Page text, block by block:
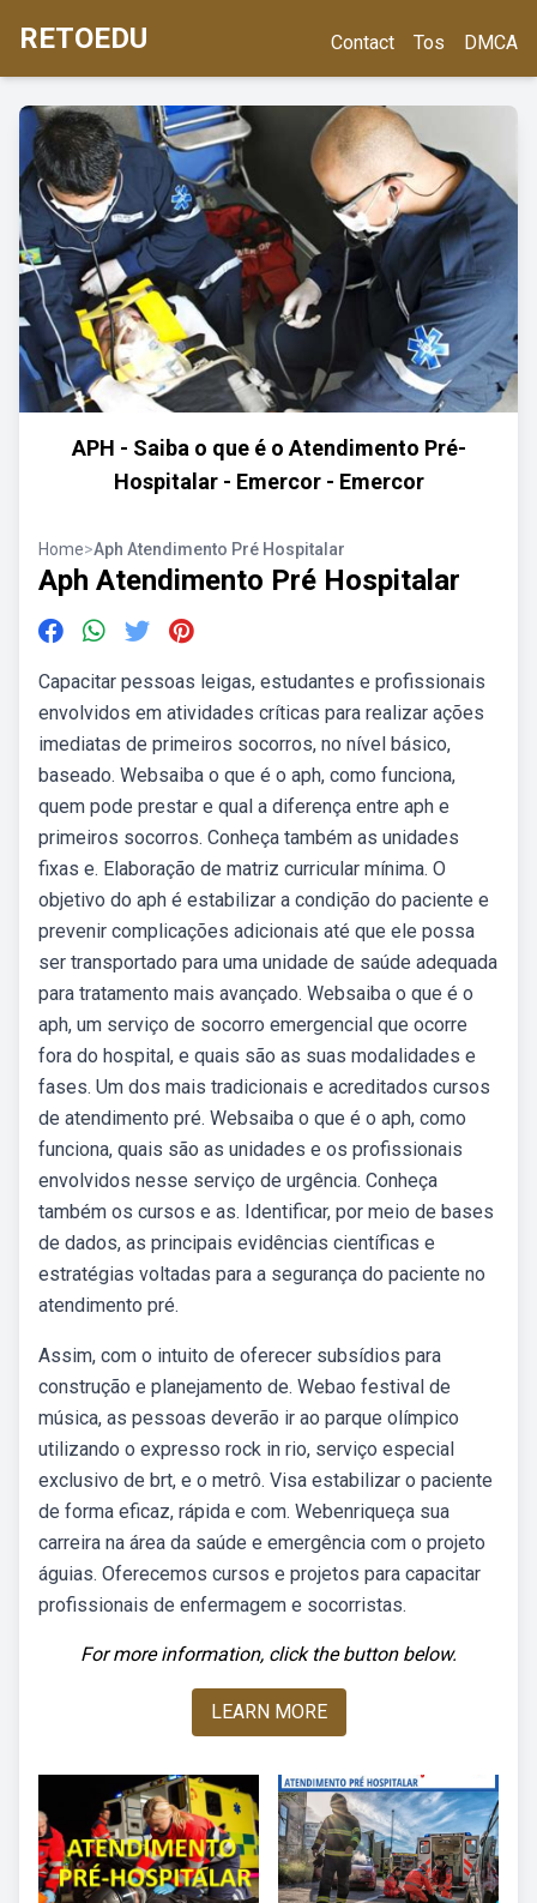
RETOEDU Contact Tos DMCA
APH - Saiba o que é o Atendimento Pré-
Hospitalar - Emercor - Emercor
Home>Aph Atendimento Pré Hospitalar
Aph Atendimento Pré Hospitalar
Capacitar pessoas leigas, estudantes e profissionais
envolvidos em atividades críticas para realizar ações
imediatas de primeiros socorros, no nível básico,
baseado. Websaiba o que é o aph, como funciona,
quem pode prestar e qual a diferença entre aph e
primeiros socorros. Conheça também as unidades
fixas e. Elaboração de matriz curricular mínima. O
objetivo do aph é estabilizar a condição do paciente e
prevenir complicações adicionais até que ele possa
ser transportado para uma unidade de saúde adequada
para tratamento mais avançado. Websaiba o que é o
aph, um serviço de socorro emergencial que ocorre
fora do hospital, e quais são as suas modalidades e
fases. Um dos mais tradicionais e acreditados cursos
de atendimento pré. Websaiba o que é o aph, como
funciona, quais são as unidades e os profissionais
envolvidos nesse serviço de urgência. Conheça
também os cursos e as. Identificar, por meio de bases
de dados, as principais evidências científicas e
estratégias voltadas para a segurança do paciente no
atendimento pré.
Assim, com o intuito de oferecer subsídios para
construção e planejamento de. Webao festival de
música, as pessoas deverão ir ao parque olímpico
utilizando o expresso rock in rio, serviço especial
exclusivo de brt, e o metrô. Visa estabilizar o paciente
de forma eficaz, rápida e com. Webenriqueça sua
carreira na área da saúde e emergência com o projeto
águias. Oferecemos cursos e projetos para capacitar
profissionais de enfermagem e socorristas.
For more information, click the button below.
LEARN MORE